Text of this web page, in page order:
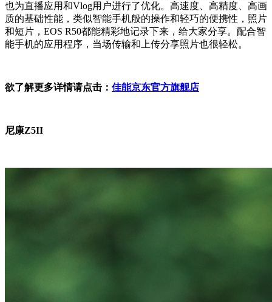
也为直播应用和Vlog用户进行了优化。高速度、高精度、高画
质的基础性能，类似智能手机般的操作和轻巧的便携性，照片
和短片，EOS R50都能精彩地记录下来，给大家分享。配合智
能手机的应用程序，当场传输和上传分享照片也很轻松。
欲了解更多详情请点击： 佳能京东官方旗舰店
尼康Z5II